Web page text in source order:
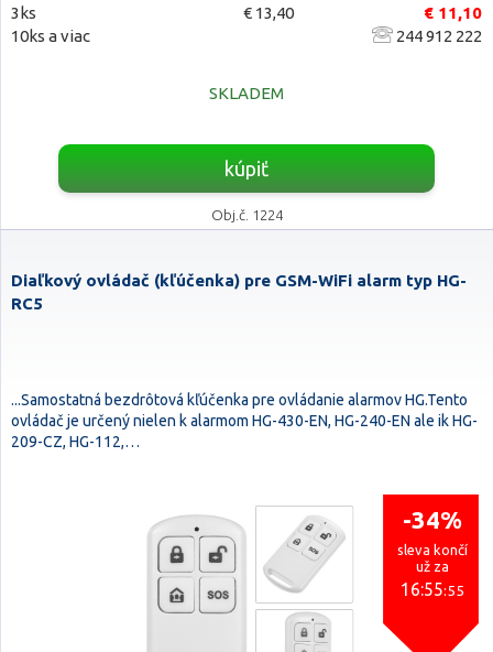
3ks
€ 13,40
€ 11,10
10ks a viac
244 912 222
SKLADEM
kúpiť
Obj.č. 1224
Diaľkový ovládač (kľúčenka) pre GSM-WiFi alarm typ HG-
RC5
...Samostatná bezdrôtová kľúčenka pre ovládanie alarmov HG.Tento
ovládač je určený nielen k alarmom HG-430-EN, HG-240-EN ale ik HG-
209-CZ, HG-112,…
-34%
sleva končí
už za
16:55:54